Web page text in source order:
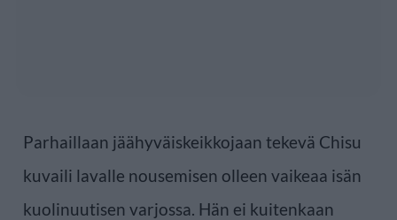
Parhaillaan jäähyväiskeikkojaan tekevä Chisu
kuvaili lavalle nousemisen olleen vaikeaa isän
kuolinuutisen varjossa. Hän ei kuitenkaan